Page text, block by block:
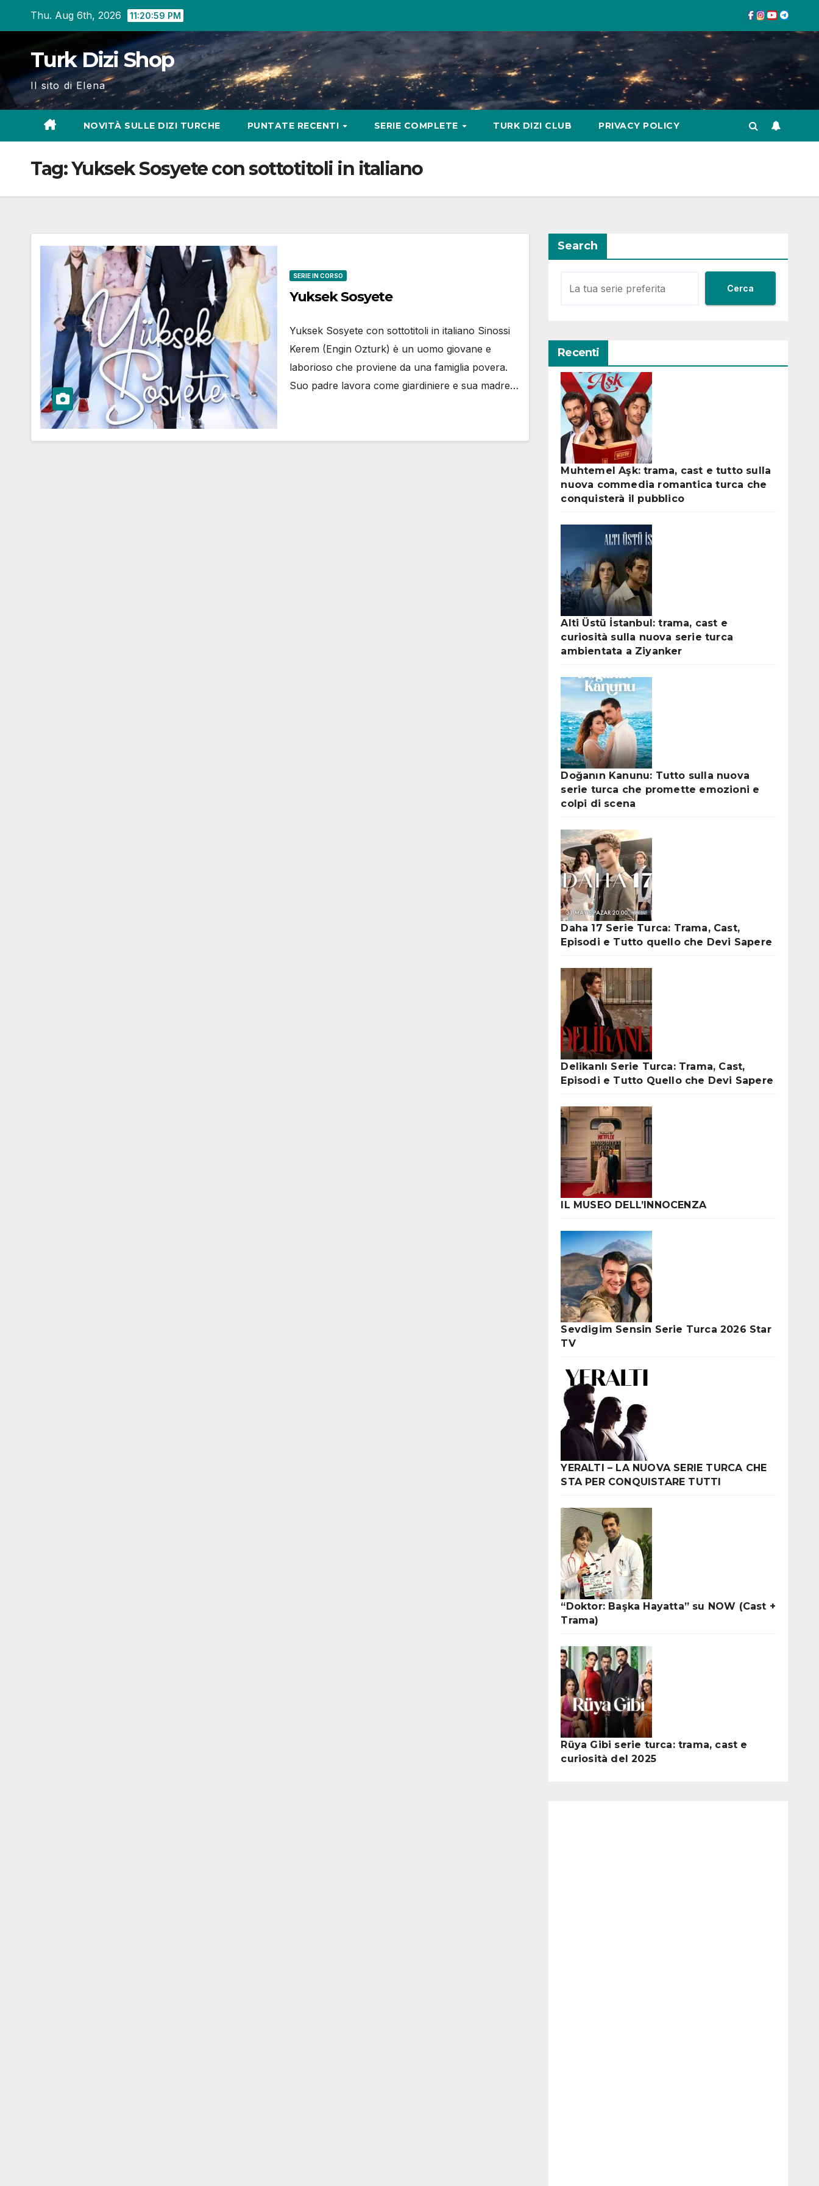
Thu. Aug 6th, 2026 11:21:00 PM
Turk Dizi Shop
Il sito di Elena
NOVITÀ SULLE DIZI TURCHE PUNTATE RECENTI SERIE COMPLETE TURK DIZI CLUB PRIVACY POLICY
Tag:Yuksek Sosyete con sottotitoli in italiano
SERIE IN CORSO
Yuksek Sosyete
Yuksek Sosyete con sottotitoli in italiano Sinossi
Kerem (Engin Ozturk) è un uomo giovane e
laborioso che proviene da una famiglia povera.
Suo padre lavora come giardiniere e sua madre…
Search
Cerca
Recenti
Muhtemel Aşk: trama, cast e tutto sulla
nuova commedia romantica turca che
conquisterà il pubblico
Alti Üstü İstanbul: trama, cast e
curiosità sulla nuova serie turca
ambientata a Ziyanker
Doğanın Kanunu: Tutto sulla nuova
serie turca che promette emozioni e
colpi di scena
Daha 17 Serie Turca: Trama, Cast,
Episodi e Tutto quello che Devi Sapere
Delikanlı Serie Turca: Trama, Cast,
Episodi e Tutto Quello che Devi Sapere
IL MUSEO DELL’INNOCENZA
Sevdigim Sensin Serie Turca 2026 Star
TV
YERALTI – LA NUOVA SERIE TURCA CHE
STA PER CONQUISTARE TUTTI
“Doktor: Başka Hayatta” su NOW (Cast +
Trama)
Rüya Gibi serie turca: trama, cast e
curiosità del 2025